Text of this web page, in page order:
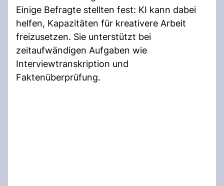
Einige Befragte stellten fest: KI kann dabei
helfen, Kapazitäten für kreativere Arbeit
freizusetzen. Sie unterstützt bei
zeitaufwändigen Aufgaben wie
Interviewtranskription und
Faktenüberprüfung.